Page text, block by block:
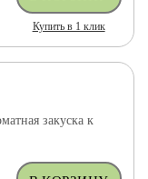
Купить в 1 клик
закуска к